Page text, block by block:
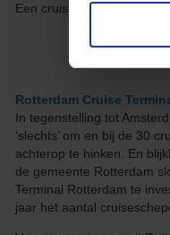
Een cruise boeken vanuit
Rotterdam Cruise
In tegenstelling tot
‘slechts’ om en bij de 30
achterop te hinken. En
de gemeente Rotterdam
Terminal Rotterdam te
jaar het aantal